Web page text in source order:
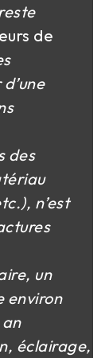
de
des
n’est
un
environ
éclairage,